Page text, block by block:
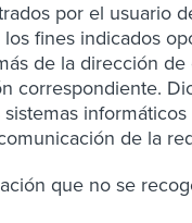
por el usuario
fines indicados
de la dirección
correspondiente.
de la
que no se